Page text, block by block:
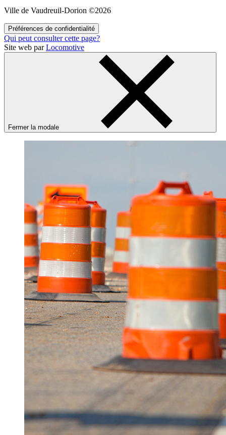
Ville de Vaudreuil‑Dorion ©2026
Préférences de confidentialité
Qui peut consulter cette page?
Site web parLocomotive
Fermer la modale